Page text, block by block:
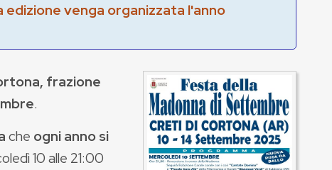
edizione venga organizzata l'anno
frazione
.
che ogni anno si
10 alle 21:00